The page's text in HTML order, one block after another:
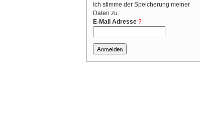
Ich stimme der Speicherung meiner
Daten zu.
E-Mail Adresse